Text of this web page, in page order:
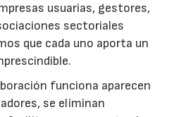
usuarias, gestores,
sectoriales
que cada uno aporta un
funciona aparecen
se eliminan